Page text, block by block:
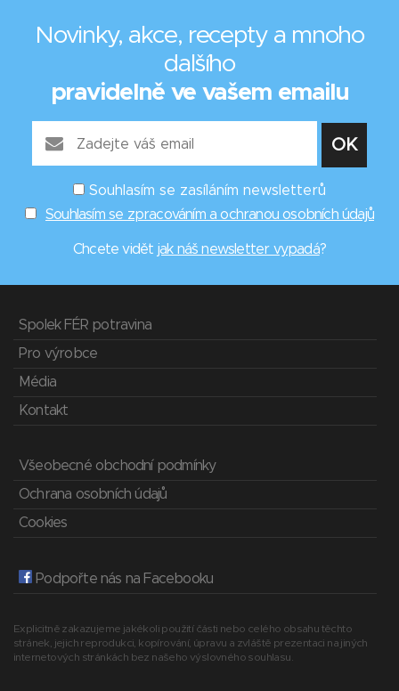
Novinky, akce, recepty a mnoho
dalšího
pravidelně ve vašem emailu
Souhlasím se zasíláním newsletterů
Souhlasím se zpracováním a ochranou osobních údajů
Chcete vidět jak náš newsletter vypadá?
Spolek FÉR potravina
Pro výrobce
Média
Kontakt
Všeobecné obchodní podmínky
Ochrana osobních údajů
Cookies
Podpořte nás na Facebooku
Explicitně zakazujeme jakékoli použití části nebo celého obsahu těchto
stránek, jejich reprodukci, kopírování, úpravu a zvláště prezentaci na jiných
internetových stránkách bez našeho výslovného souhlasu.